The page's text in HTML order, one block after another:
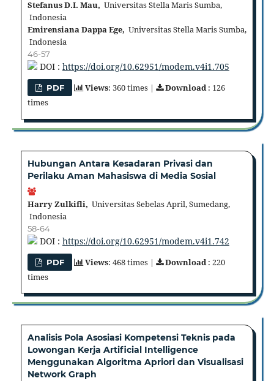
Stefanus D.I. Mau, Universitas Stella Maris Sumba,
Indonesia
Emirensiana Dappa Ege, Universitas Stella Maris Sumba,
Indonesia
46-57
DOI : https://doi.org/10.62951/modem.v4i1.705
PDF Views: 360 times | Download: 126
times
Hubungan Antara Kesadaran Privasi dan
Perilaku Aman Mahasiswa di Media Sosial
Harry Zulkifli, Universitas Sebelas April, Sumedang,
Indonesia
58-64
DOI : https://doi.org/10.62951/modem.v4i1.742
PDF Views: 468 times | Download: 220
times
Analisis Pola Asosiasi Kompetensi Teknis pada
Lowongan Kerja Artificial Intelligence
Menggunakan Algoritma Apriori dan Visualisasi
Network Graph